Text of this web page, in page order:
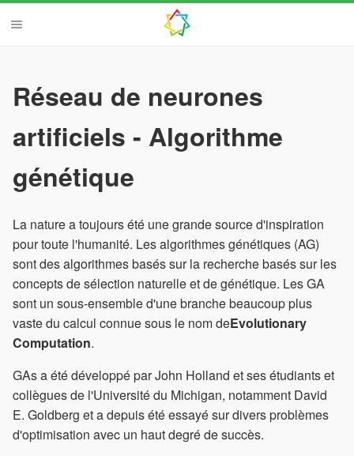
Réseau de neurones
artificiels - Algorithme
génétique
La nature a toujours été une grande source d'inspiration
pour toute l'humanité. Les algorithmes génétiques (AG)
sont des algorithmes basés sur la recherche basés sur les
concepts de sélection naturelle et de génétique. Les GA
sont un sous-ensemble d'une branche beaucoup plus
vaste du calcul connue sous le nom deEvolutionary
Computation.
GAs a été développé par John Holland et ses étudiants et
collègues de l'Université du Michigan, notamment David
E. Goldberg et a depuis été essayé sur divers problèmes
d'optimisation avec un haut degré de succès.